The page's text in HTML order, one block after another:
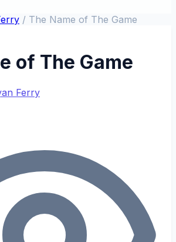
/ The Name of The Game
of The Game
Ferry